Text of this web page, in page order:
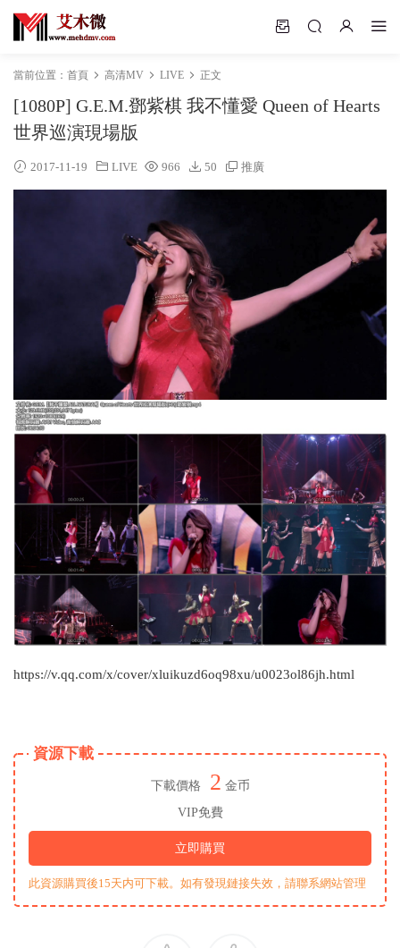
當前位置： 首頁 高清MV LIVE 正文
[1080P] G.E.M.鄧紫棋 我不懂愛 Queen of Hearts
世界巡演現場版
2017-11-19 LIVE 966 50 推廣
https://v.qq.com/x/cover/xluikuzd6oq98xu/u0023ol86jh.html
資源下載
下載價格 2 金币
VIP免費
立即購買
此資源購買後15天内可下載。如有發現鏈接失效，請聯系網站管理